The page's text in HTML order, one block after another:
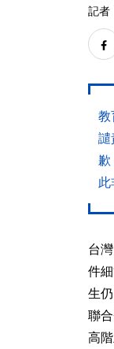
記者
教
譴
台
件
生
聯
高